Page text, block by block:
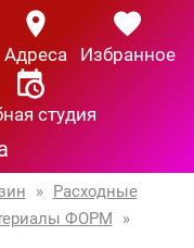
Адреса Избранное
студия
» Расходные
ФОРМ »